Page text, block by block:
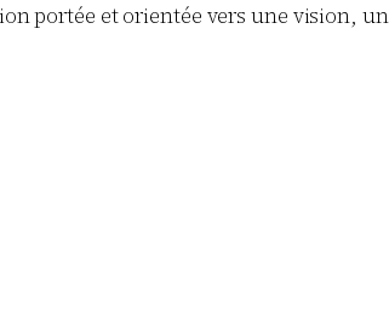
portée et orientée vers une vision, un